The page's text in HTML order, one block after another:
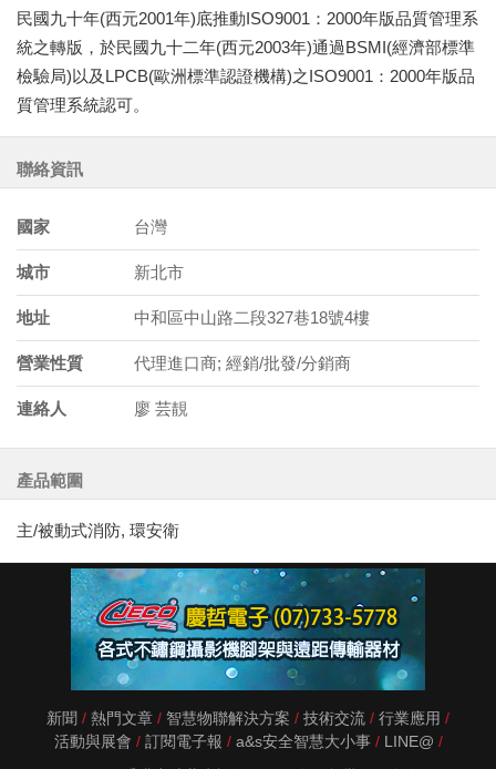
民國九十年(西元2001年)底推動ISO9001：2000年版品質管理系
統之轉版，於民國九十二年(西元2003年)通過BSMI(經濟部標準
檢驗局)以及LPCB(歐洲標準認證機構)之ISO9001：2000年版品
質管理系統認可。
聯絡資訊
國家 台灣
城市 新北市
地址 中和區中山路二段327巷18號4樓
營業性質 代理進口商; 經銷/批發/分銷商
連絡人 廖 芸靚
產品範圍
主/被動式消防, 環安衛
新聞 熱門文章 智慧物聯解決方案 技術交流
行業應用
活動與展會
訂閱電子報 a&s安全智慧大小事
LINE@